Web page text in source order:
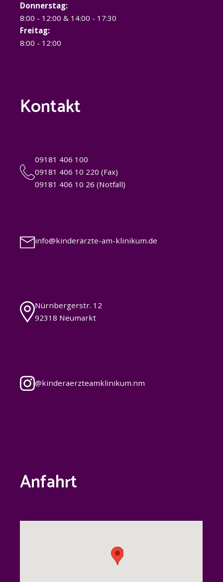
Donnerstag:
8:00 - 12:00 & 14:00 - 17:30
Freitag:
8:00 - 12:00
Kontakt
09181 406 100
09181 406 10 220 (Fax)
09181 406 10 26 (Notfall)
info@kinderärzte-am-klinikum.de
Nürnbergerstr. 12
92318 Neumarkt
@kinderaerzteamklinikum.nm
Anfahrt